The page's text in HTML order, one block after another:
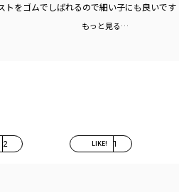
トをゴムでしばれるので細い子にも良いです
もっと見る…
2 LIKE! 1